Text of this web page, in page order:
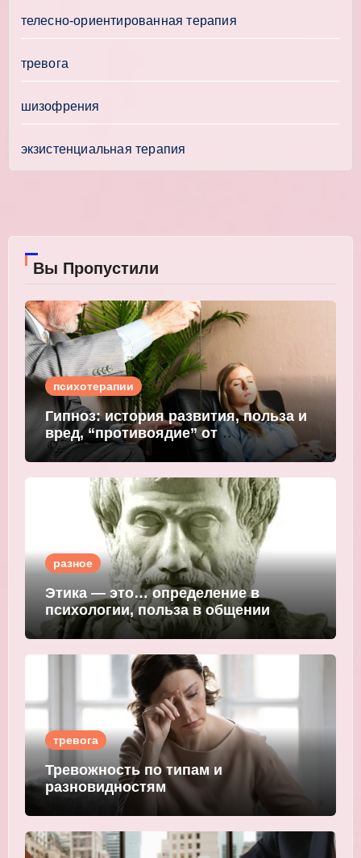
телесно-ориентированная терапия
тревога
шизофрения
экзистенциальная терапия
Вы Пропустили
психотерапии
Гипноз: история развития, польза и
вред, “противоядие” от
мошеннического внушения
разное
Этика — это… определение в
психологии, польза в общении
тревога
Тревожность по типам и
разновидностям